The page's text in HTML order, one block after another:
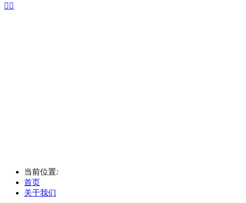
 
当前位置:
首页
关于我们